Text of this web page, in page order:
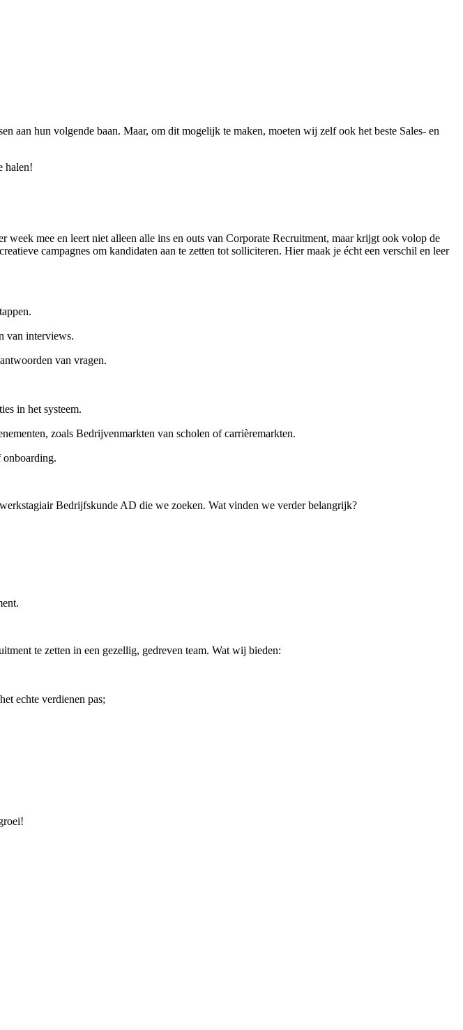
aan hun volgende baan. Maar, om dit mogelijk te maken, moeten wij zelf ook het beste Sales- en
halen!
mee en leert niet alleen alle ins en outs van Corporate Recruitment, maar krijgt ook volop de
campagnes om kandidaten aan te zetten tot solliciteren. Hier maak je écht een verschil en leer
van interviews.
van vragen.
in het systeem.
zoals Bedrijvenmarkten van scholen of carrièremarkten.
onboarding.
Bedrijfskunde AD die we zoeken. Wat vinden we verder belangrijk?
te zetten in een gezellig, gedreven team. Wat wij bieden:
echte verdienen pas;